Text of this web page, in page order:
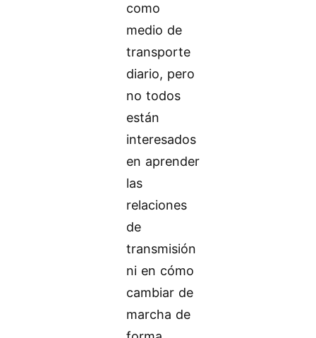
como
medio de
transporte
diario, pero
no todos
están
interesados
en aprender
las
relaciones
de
transmisión
ni en cómo
cambiar de
marcha de